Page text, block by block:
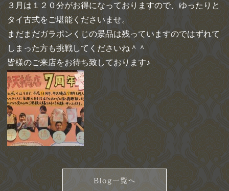
３月は１２０分がお得になっておりますので、ゆったりと
タイ古式をご堪能くださいませ。
まだまだガラポンくじの景品は残っていますのではずれて
しまった方も挑戦してくださいね＾＾
皆様のご来店をお待ち致しております♪